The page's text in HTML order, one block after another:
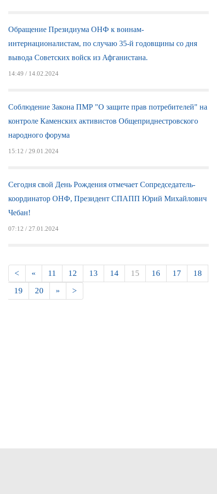
Обращение Президиума ОНФ к воинам-
интернационалистам, по случаю 35-й годовщины со дня
вывода Советских войск из Афганистана.
14:49 / 14.02.2024
Соблюдение Закона ПМР "О защите прав потребителей" на
контроле Каменских активистов Общеприднестровского
народного форума
15:12 / 29.01.2024
Сегодня свой День Рождения отмечает Сопредседатель-
координатор ОНФ, Президент СПАПП Юрий Михайлович
Чебан!
07:12 / 27.01.2024
< « 11 12 13 14 15 16 17
18
19
20 » >